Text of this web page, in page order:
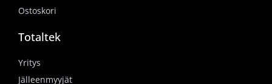
Ostoskori
Totaltek
Yritys
Jälleenmyyjät